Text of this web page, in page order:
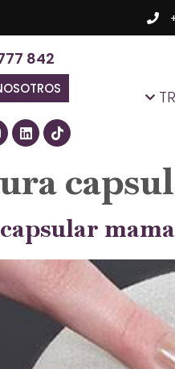
842